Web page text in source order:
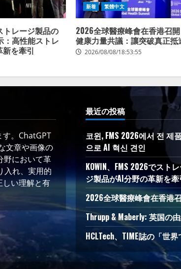
トレージ製品の
：高性能ストレ
を牽引
新着 繁體中文
2026全球醫療峰會在香港召
健康力量共議：讓突破真正抵
2026/08/08/18:53:55
。ChatGPT
文章や画像の
野において革
入れ、実用的
しい理解と有
最近の投稿
코윈, FMS 2026에서 전 제
으로 AI 혁신 견인
KOWIN、FMS 2026でス
ジ製品がAI分野の革新を牽
2026全球醫療峰會在香港
Thrupp & Maberly: 英国の
HCLTech、TIME誌の「世